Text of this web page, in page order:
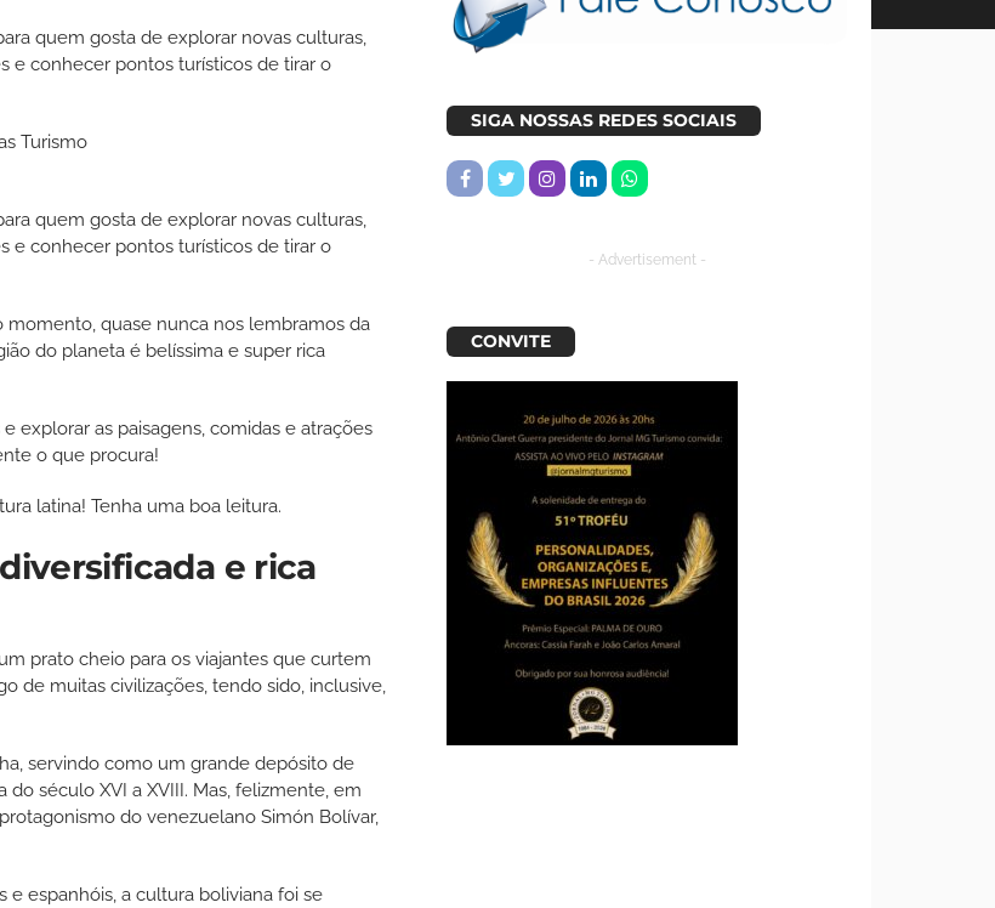
quem gosta de explorar novas culturas,
e conhecer pontos turísticos de tirar o
quem gosta de explorar novas culturas,
e conhecer pontos turísticos de tirar o
quase nunca nos lembramos da
do planeta é belíssima e super rica
explorar as paisagens, comidas e atrações
o que procura!
latina! Tenha uma boa leitura.
e rica
prato cheio para os viajantes que curtem
de muitas civilizações, tendo sido, inclusive,
servindo como um grande depósito de
século XVI a XVIII. Mas, felizmente, em
do venezuelano Simón Bolívar,
e espanhóis, a cultura boliviana foi se
SIGA NOSSAS REDES SOCIAIS
- Advertisement -
CONVITE